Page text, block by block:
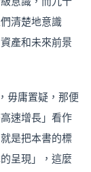
清楚地意識
產和未來前景
毋庸置疑，那便
速增長」看作
是把本書的標
呈現」，這麼